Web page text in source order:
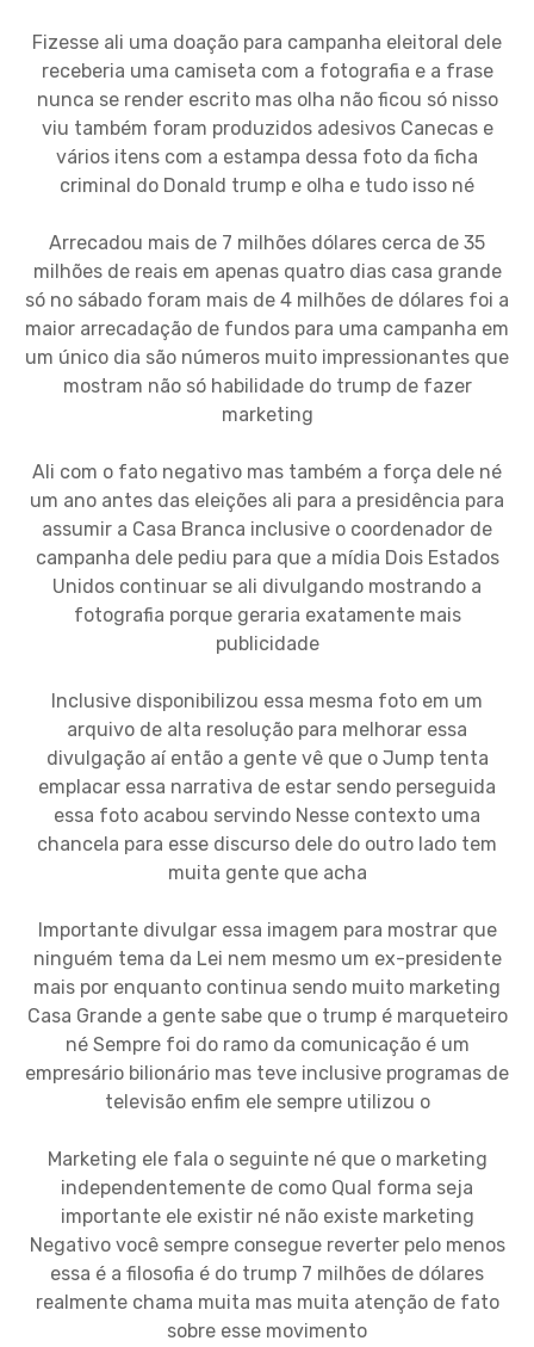
Fizesse ali uma doação para campanha eleitoral dele
receberia uma camiseta com a fotografia e a frase
nunca se render escrito mas olha não ficou só nisso
viu também foram produzidos adesivos Canecas e
vários itens com a estampa dessa foto da ficha
criminal do Donald trump e olha e tudo isso né
Arrecadou mais de 7 milhões dólares cerca de 35
milhões de reais em apenas quatro dias casa grande
só no sábado foram mais de 4 milhões de dólares foi a
maior arrecadação de fundos para uma campanha em
um único dia são números muito impressionantes que
mostram não só habilidade do trump de fazer
marketing
Ali com o fato negativo mas também a força dele né
um ano antes das eleições ali para a presidência para
assumir a Casa Branca inclusive o coordenador de
campanha dele pediu para que a mídia Dois Estados
Unidos continuar se ali divulgando mostrando a
fotografia porque geraria exatamente mais
publicidade
Inclusive disponibilizou essa mesma foto em um
arquivo de alta resolução para melhorar essa
divulgação aí então a gente vê que o Jump tenta
emplacar essa narrativa de estar sendo perseguida
essa foto acabou servindo Nesse contexto uma
chancela para esse discurso dele do outro lado tem
muita gente que acha
Importante divulgar essa imagem para mostrar que
ninguém tema da Lei nem mesmo um ex-presidente
mais por enquanto continua sendo muito marketing
Casa Grande a gente sabe que o trump é marqueteiro
né Sempre foi do ramo da comunicação é um
empresário bilionário mas teve inclusive programas de
televisão enfim ele sempre utilizou o
Marketing ele fala o seguinte né que o marketing
independentemente de como Qual forma seja
importante ele existir né não existe marketing
Negativo você sempre consegue reverter pelo menos
essa é a filosofia é do trump 7 milhões de dólares
realmente chama muita mas muita atenção de fato
sobre esse movimento